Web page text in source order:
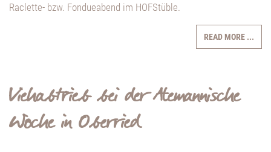
Raclette- bzw. Fondueabend im HOFStüble.
READ MORE ...
Viehabtrieb bei der Alemannische
Woche in Oberried